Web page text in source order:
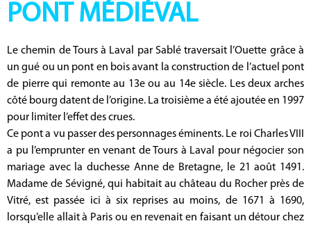
PONT MÉDIÉVAL
Le chemin de Tours à Laval par Sablé traversait l’Ouette grâce à
un gué ou un pont en bois avant la construction de l’actuel pont
de pierre qui remonte au 13e ou au 14e siècle. Les deux arches
côté bourg datent de l’origine. La troisième a été ajoutée en 1997
pour limiter l’effet des crues.
Ce pont a vu passer des personnages éminents. Le roi Charles VIII
a pu l’emprunter en venant de Tours à Laval pour négocier son
mariage avec la duchesse Anne de Bretagne, le 21 août 1491.
Madame de Sévigné, qui habitait au château du Rocher près de
Vitré, est passée ici à six reprises au moins, de 1671 à 1690,
lorsqu’elle allait à Paris ou en revenait en faisant un détour chez